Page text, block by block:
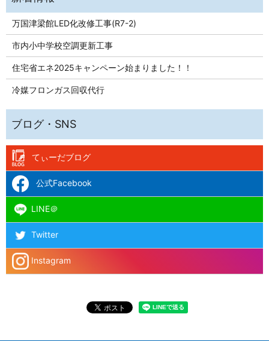
万国津梁館LED化改修工事(R7-2)
市内小中学校空調更新工事
住宅省エネ2025キャンペーン始まりました！！
冷媒フロンガス回収代行
てぃーだブログ
公式Facebook
LINE＠
Twitter
Instagram